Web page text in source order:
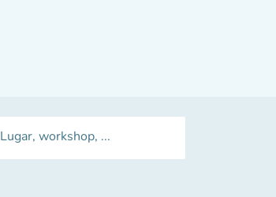
Lugar, workshop, ...